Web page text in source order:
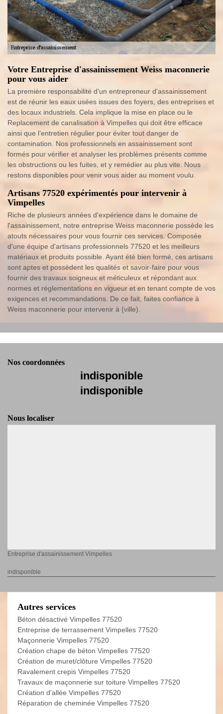
Votre Entreprise d'assainissement Weiss maconnerie
pour vous aider
La première responsabilité d'un entrepreneur d'assainissement
est de réunir les eaux usées issues des foyers, des entreprises et
des locaux industriels. Cela implique la mise en place ou le
Replacement de canalisation à Vimpelles qui doit être efficace
ainsi que l’entretien régulier pour éviter tout danger de
contamination. Nos professionnels en assainissement sont
formés pour vérifier et analyser les problèmes présents comme
les obstructions ou les fuites, et y remédier au plus vite. Nous
restons disponibles pour venir vous aider au moment voulu.
Artisans 77520 expérimentés pour intervenir à
Vimpelles
Riche de plusieurs années d'expérience dans le domaine de
l'assainissement, notre entreprise Weiss maconnerie possède les
atouts nécessaires pour vous fournir ces services. Composée
d'une équipe d'artisans professionnels 77520 et les meilleurs
matériaux et produits possible. Ayant été bien formé, ces artisans
sont aptes et possèdent les qualités et savoir-faire pour vous
fournir des travaux soigneux et méticuleux et répondant aux
normes et réglementations en vigueur et en tenant compte de vos
exigences et recommandations. De ce fait, faites confiance à
Weiss maconnerie pour intervenir à {ville).
Nos coordonnées
indisponible
indisponible
Nous localiser
Entreprise d'assainissement Vimpelles
indisponible
Autres services
Béton désactivé Vimpelles 77520
Entreprise de terrassement Vimpelles 77520
Maçonnerie Vimpelles 77520
Création chape de béton Vimpelles 77520
Création de muret/clôture Vimpelles 77520
Ravalement crepis Vimpelles 77520
Travaux de maçonnerie sur toiture Vimpelles 77520
Création d'allée Vimpelles 77520
Réparation de cheminée Vimpelles 77520